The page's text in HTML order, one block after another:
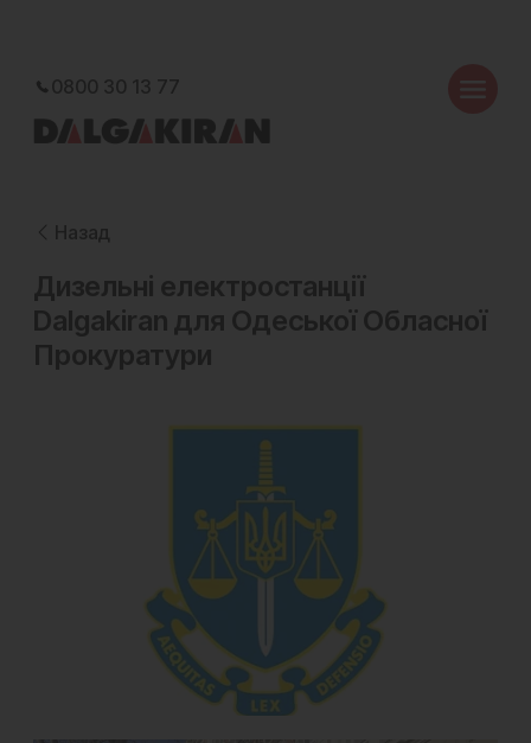
0800 30 13 77
Назад
Дизельні електростанції
Dalgakiran для Одеської Обласної
Прокуратури